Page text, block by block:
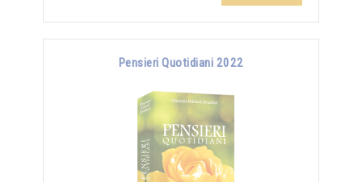
Pensieri Quotidiani 2022